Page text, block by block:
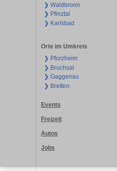
❯ Waldbronn
❯ Pfinztal
❯ Karlsbad
Orte im Umkreis
❯ Pforzheim
❯ Bruchsal
❯ Gaggenau
❯ Bretten
Events
Freizeit
Autos
Jobs